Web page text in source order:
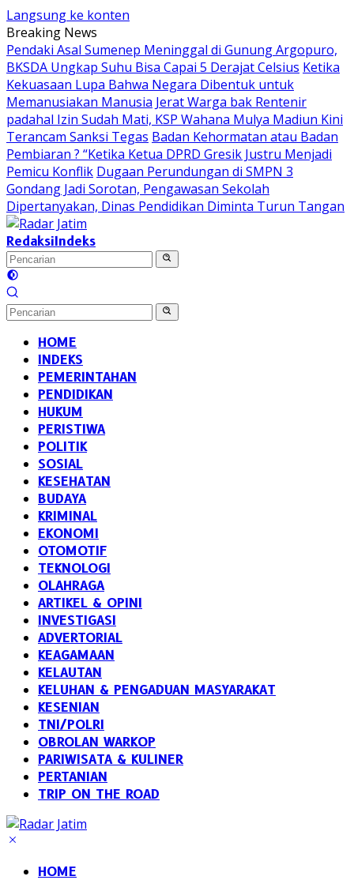
Langsung ke konten
Breaking News
Pendaki Asal Sumenep Meninggal di Gunung Argopuro,
BKSDA Ungkap Suhu Bisa Capai 5 Derajat Celsius Ketika
Kekuasaan Lupa Bahwa Negara Dibentuk untuk
Memanusiakan Manusia Jerat Warga bak Rentenir
padahal Izin Sudah Mati, KSP Wahana Mulya Madiun Kini
Terancam Sanksi Tegas Badan Kehormatan atau Badan
Pembiaran ? “Ketika Ketua DPRD Gresik Justru Menjadi
Pemicu Konflik Dugaan Perundungan di SMPN 3
Gondang Jadi Sorotan, Pengawasan Sekolah
Dipertanyakan, Dinas Pendidikan Diminta Turun Tangan
RedaksiIndeks
HOME
INDEKS
PEMERINTAHAN
PENDIDIKAN
HUKUM
PERISTIWA
POLITIK
SOSIAL
KESEHATAN
BUDAYA
KRIMINAL
EKONOMI
OTOMOTIF
TEKNOLOGI
OLAHRAGA
ARTIKEL & OPINI
INVESTIGASI
ADVERTORIAL
KEAGAMAAN
KELAUTAN
KELUHAN & PENGADUAN MASYARAKAT
KESENIAN
TNI/POLRI
OBROLAN WARKOP
PARIWISATA & KULINER
PERTANIAN
TRIP ON THE ROAD
HOME